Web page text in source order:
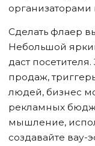
Сделать флаер
Небольшой
даст
продаж,
людей, бизнес
рекламных
мышление,
создавайте